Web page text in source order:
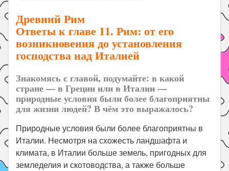
Поиск
Древний Рим
Ответы к главе 11. Рим: от его
возникновения до установления
господства над Италией
Знакомясь с главой, подумайте: в какой
стране — в Греции или в Италии —
природные условия были более благоприятны
для жиз­ни людей? В чём это выражалось?
Природные условия были более благоприятны в
Италии. Несмотря на схожесть ландшафта и
климата, в Италии больше земель, пригодных для
земледелия и скотоводства, а также больше